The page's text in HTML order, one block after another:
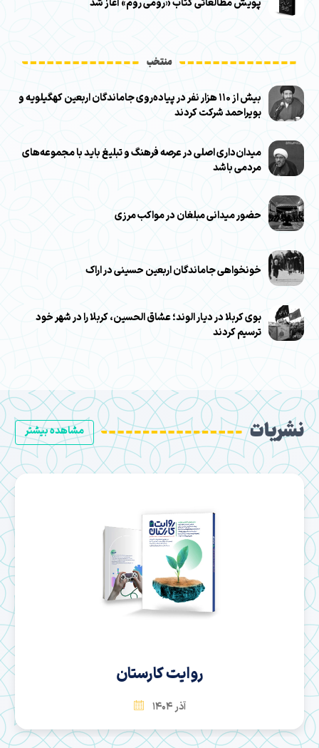
پویش مطالعاتی کتاب «رومی روم» آغاز شد
منتخب
بیش از ۱۱۰ هزار نفر در پیاده‌روی جاماندگان اربعین کهگیلویه و
بویراحمد شرکت کردند
میدان‌داری اصلی در عرصه فرهنگ و تبلیغ باید با مجموعه‌های
مردمی باشد
حضور میدانی مبلغان در مواکب مرزی
خونخواهی جاماندگان اربعین حسینی در اراک
بوی کربلا در دیار الوند؛ عشاق الحسین، کربلا را در شهر خود
ترسیم کردند
مشاهده بیشتر نشریات
روایت کارستان
آذر 1404